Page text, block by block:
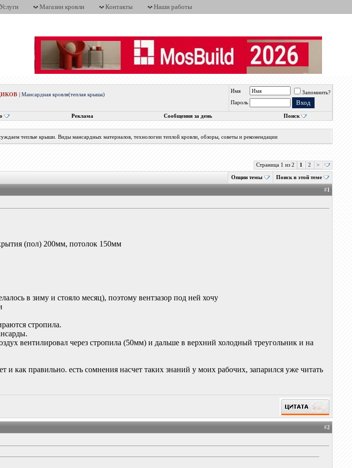
Услуги Магазин кровли Контакты Наши работы
|Мансардная кровля(теплая крыша)
Имя
Запомнить?
Пароль
Реклама Сообщения за день Поиск
теплые крыши. Виды мансардных материалов, технологии теплой кровли, обзоры, советы и рекомендации
Страница 1 из 2 1 2 >
Опции темы Поиск в этой теме
#1
(пол) 200мм, потолок 150мм
в зиму и стояло месяц), поэтому вентзазор под ней хочу
стропила.
вентилировал через стропила (50мм) и дальше в верхний холодный треугольник и на
и как правильно. есть сомнения насчет таких знаний у моих рабочих, запарился уже читать
#2